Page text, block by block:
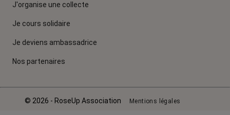
J'organise une collecte
Je cours solidaire
Je deviens ambassadrice
Nos partenaires
© 2026 - RoseUp Association Mentions légales